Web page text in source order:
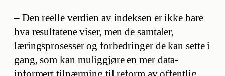
– Den reelle verdien av indeksen er ikke bare
hva resultatene viser, men de samtaler,
læringsprosesser og forbedringer de kan sette i
gang, som kan muliggjøre en mer data-